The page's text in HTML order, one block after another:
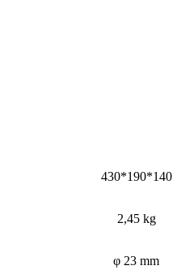
430*190*140
2,45 kg
φ 23 mm